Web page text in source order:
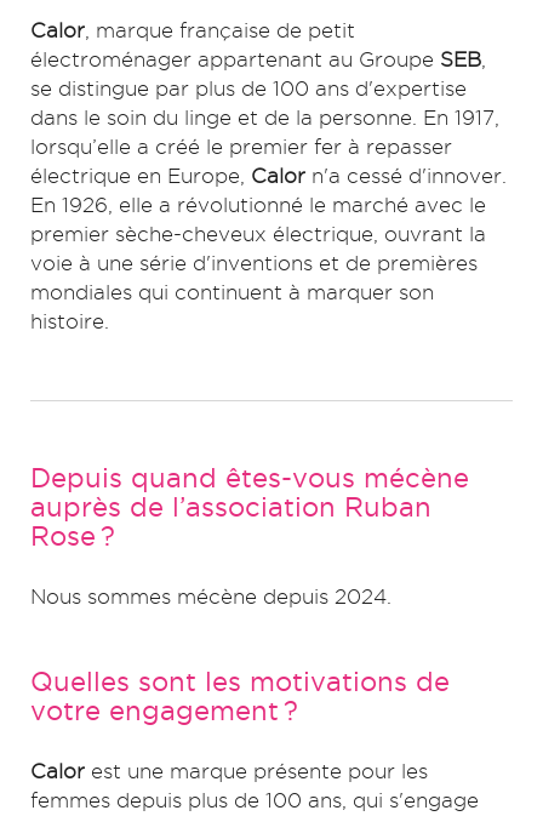
Calor , marque française de petit
électroménager appartenant au Groupe SEB
se distingue par plus de 100 ans d'expertise
dans le soin du linge et de la personne. En 1917,
lorsqu’elle a créé le premier fer à repasser
électrique en Europe, Calor n'a cessé d'innover.
En 1926, elle a révolutionné le marché avec le
premier sèche-cheveux électrique, ouvrant la
voie à une série d'inventions et de premières
mondiales qui continuent à marquer son
histoire.
Depuis quand êtes-vous mécène
auprès de l’association Ruban
Rose ?
Nous sommes mécène depuis 2024.
Quelles sont les motivations de
votre engagement ?
Calor est une marque présente pour les
femmes depuis plus de 100 ans, qui s'engage